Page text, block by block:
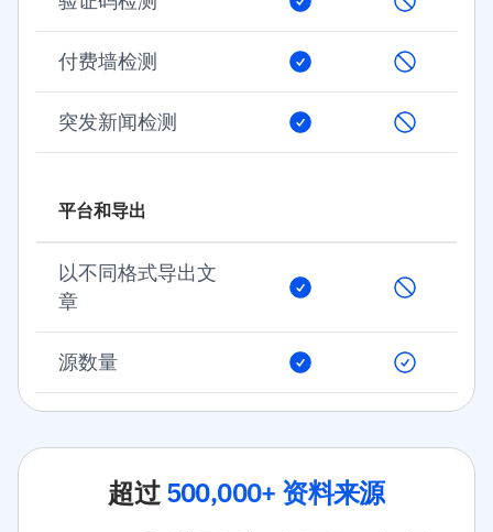
付费墙检测
突发新闻检测
平台和导出
以不同格式导出文
章
源数量
超过500,000+ 资料来源